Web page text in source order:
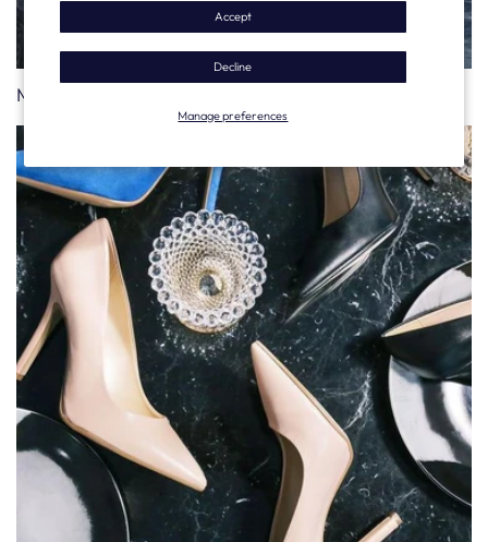
Manage preferences
Accept
Decline
Men's Moccasins